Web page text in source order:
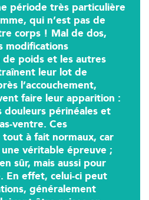
période très particulière
qui n’est pas de
corps ! Mal de dos,
modifications
de poids et les autres
leur lot de
l’accouchement,
faire leur apparition :
douleurs périnéales et
ventre. Ces
à fait normaux, car
une véritable épreuve ;
sûr, mais aussi pour
En effet, celui-ci peut
généralement
cabinet de
IK
trouver le cabinet IK la plus